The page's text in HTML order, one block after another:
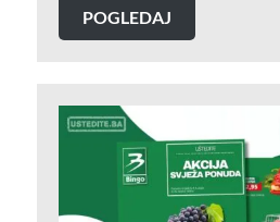
POGLEDAJ